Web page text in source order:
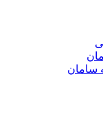
سامان